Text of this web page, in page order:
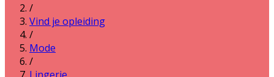
/
Vind je opleiding
/
Mode
/